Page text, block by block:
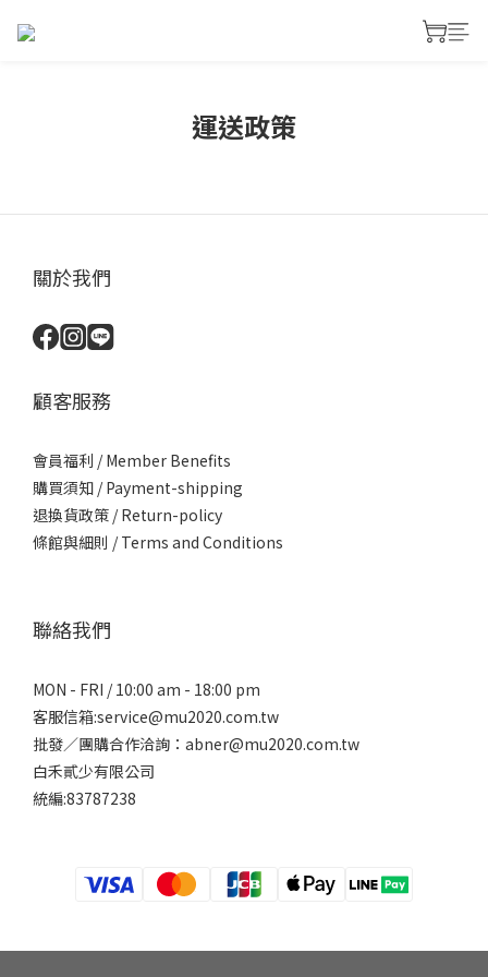
運送政策
關於我們
顧客服務
會員福利 / Member Benefits
購買須知 /Payment-shipping
退換貨政策 / Return-policy
條館與細則 / Terms and Conditions
聯絡我們
MON - FRI / 10:00 am - 18:00 pm
客服信箱:service@mu2020.com.tw
批發／團購合作洽詢：abner@mu2020.com.tw
白禾貳少有限公司
統編:83787238